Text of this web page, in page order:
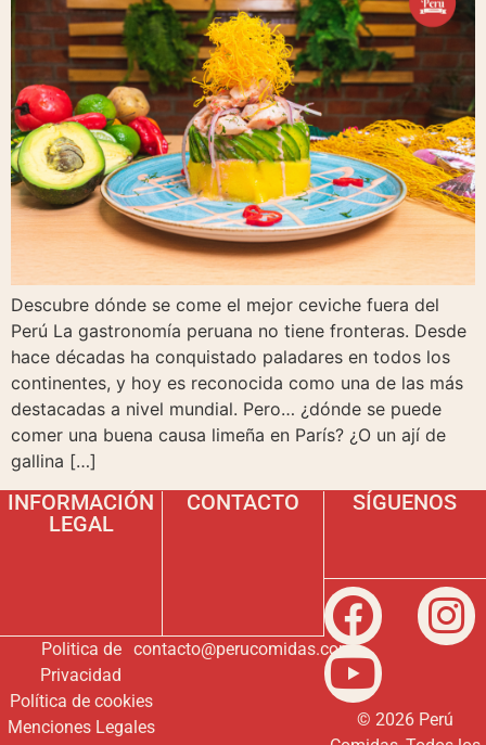
Descubre dónde se come el mejor ceviche fuera del
Perú La gastronomía peruana no tiene fronteras. Desde
hace décadas ha conquistado paladares en todos los
continentes, y hoy es reconocida como una de las más
destacadas a nivel mundial. Pero… ¿dónde se puede
comer una buena causa limeña en París? ¿O un ají de
gallina […]
INFORMACIÓN
LEGAL
Politica de
Privacidad
Política de cookies
Menciones Legales
CONTACTO
contacto@perucomidas.com
SÍGUENOS
© 2026 Perú